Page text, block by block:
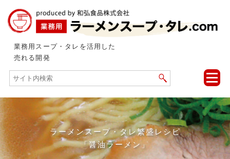
業務用スープ・タレを活用した
売れる開発
toggle
ラーメンスープ・タレ繁盛レシピ
「醤油ラーメン」